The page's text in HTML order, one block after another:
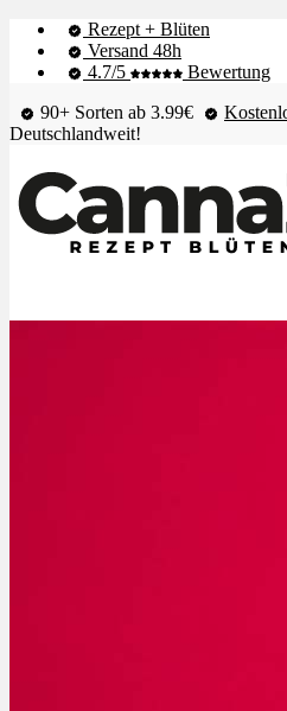
Rezept + Blüten
Versand 48h
4.7/5
Bewertung
90+ Sorten ab 3.99€
Deutschlandweit!